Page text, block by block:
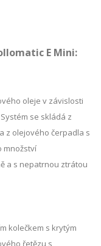
E Mini:
oleje v závislosti
se skládá z
z olejového čerpadla s
množství
a s nepatrnou ztrátou
kolečkem s krytým
řetězu s